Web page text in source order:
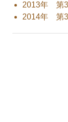
2013年 第
2014年 第